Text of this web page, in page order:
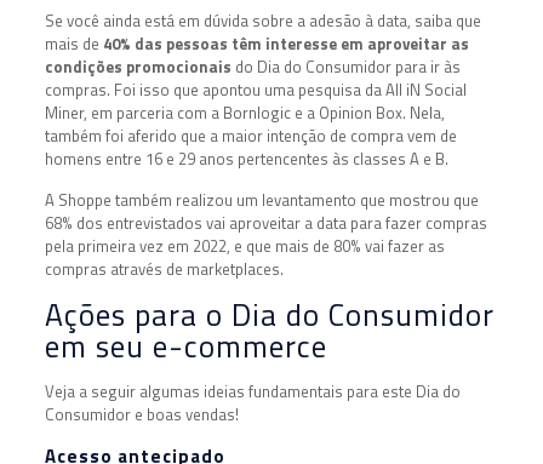
Se você ainda está em dúvida sobre a adesão à data, saiba que
mais de 40% das pessoas têm interesse em aproveitar as
condições promocionais do Dia do Consumidor para ir às
compras. Foi isso que apontou uma pesquisa da All iN Social
Miner, em parceria com a Bornlogic e a Opinion Box. Nela,
também foi aferido que a maior intenção de compra vem de
homens entre 16 e 29 anos pertencentes às classes A e B.
A Shoppe também realizou um levantamento que mostrou que
68% dos entrevistados vai aproveitar a data para fazer compras
pela primeira vez em 2022, e que mais de 80% vai fazer as
compras através de marketplaces.
Ações para o Dia do Consumidor
em seu e-commerce
Veja a seguir algumas ideias fundamentais para este Dia do
Consumidor e boas vendas!
Acesso antecipado